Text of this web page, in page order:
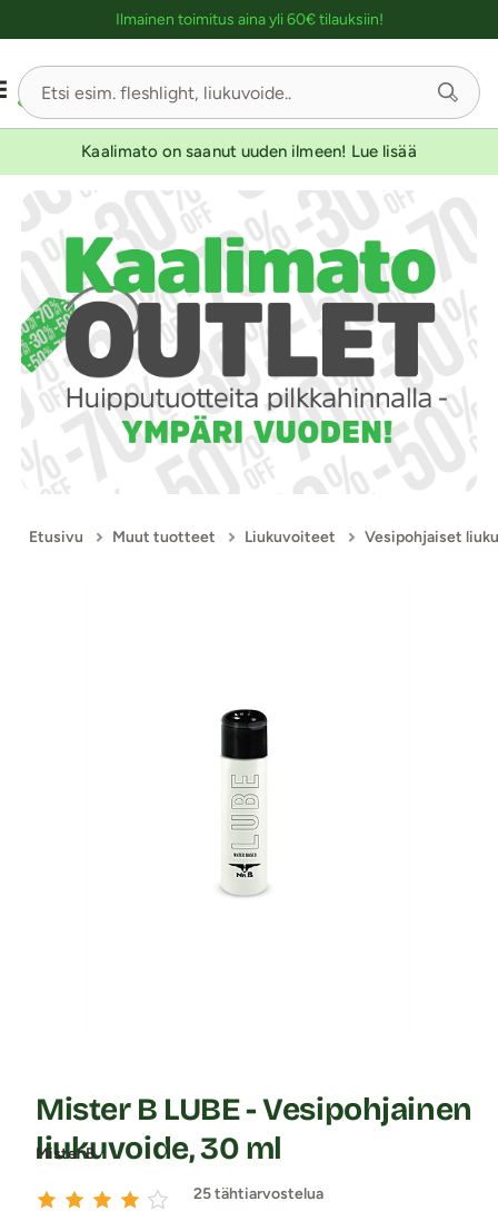
Ilmainen toimitus aina yli 60€ tilauksiin!
Kaalimato on saanut uuden ilmeen! Lue lisää
Etusivu Muut tuotteet Liukuvoiteet Vesipohjaiset
Mister B
Mister B LUBE - Vesipohjainen
liukuvoide, 30 ml
25 tähtiarvostelua